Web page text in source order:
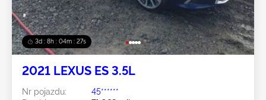
3d : 8h : 04m : 24s
2021 LEXUS ES 3.5L
Nr pojazdu:
45******